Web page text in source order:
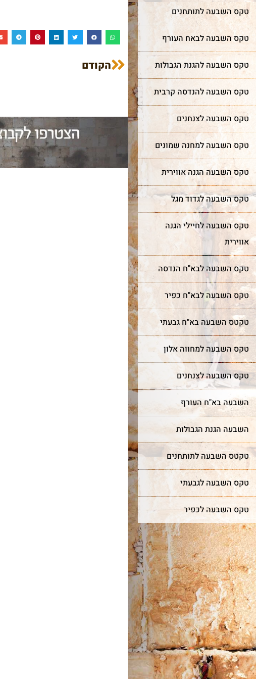
טקס השבעה לתותחנים
טקס השבעה לבאח העורף
טקס השבעה להגנת הגבולות
טקס השבעה להנדסה קרבית
טקס השבעה לצנחנים
טקס השבעה למחנה שמונים
טקס השבעה הגנה אווירית
טקס השבעה לגדוד מגל
טקס השבעה לחיילי הגנה
אווירית
טקס השבעה לבא"ח הנדסה
טקס השבעה לבא"ח כפיר
טקטס השבעה בא"ח גבעתי
טקס השבעה למחווה אלון
טקס השבעה לצנחנים
השבעה בא"ח העורף
השבעה הגנת הגבולות
טקטס השבעה לתותחנים
טקס השבעה לגבעתי
טקס השבעה לכפיר
הקודם